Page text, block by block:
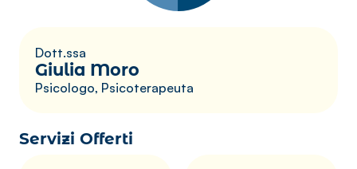
Dott.ssa
Giulia Moro
Psicologo, Psicoterapeuta
Servizi Offerti